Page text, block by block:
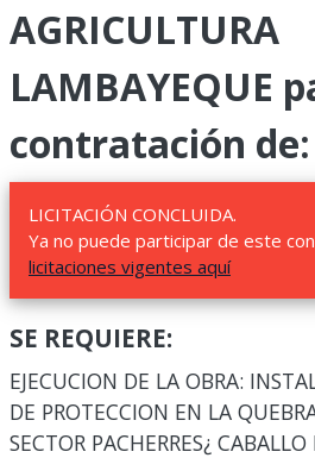
AGRICULTURA
LAMBAYEQUE
contratación
LICITACIÓN CONCLUIDA.
Ya no puede participar de este
licitaciones vigentes aquí
SE REQUIERE:
EJECUCION DE LA OBRA:
DE PROTECCION EN LA
SECTOR PACHERRES¿